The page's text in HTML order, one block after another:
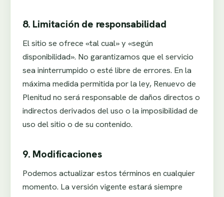
8. Limitación de responsabilidad
El sitio se ofrece «tal cual» y «según
disponibilidad». No garantizamos que el servicio
sea ininterrumpido o esté libre de errores. En la
máxima medida permitida por la ley, Renuevo de
Plenitud no será responsable de daños directos o
indirectos derivados del uso o la imposibilidad de
uso del sitio o de su contenido.
9. Modificaciones
Podemos actualizar estos términos en cualquier
momento. La versión vigente estará siempre